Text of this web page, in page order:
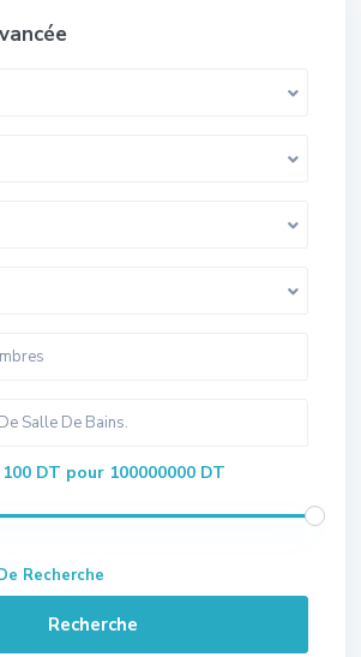
100 DT pour 100000000 DT
Recherche
Recherche